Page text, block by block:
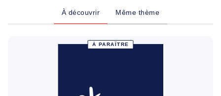
À découvrir Même thème
À PARAÎTRE